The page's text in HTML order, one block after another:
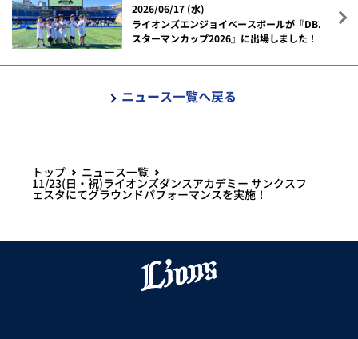
2026/06/17 (水)
ライオンズエンジョイベースボールが『DB.
スターマンカップ2026』に出場しました！
ニュース一覧へ戻る
トップ ニュース一覧
11/23(日・祝)ライオンズダンスアカデミー サンクスフ
ェスタにてグラウンドパフォーマンスを実施！